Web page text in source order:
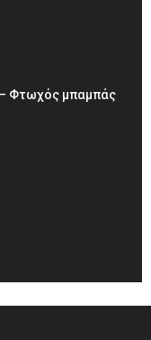
Φτωχός μπαμπάς